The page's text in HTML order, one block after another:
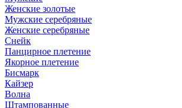
Женские золотые
Мужские серебряные
Женские серебряные
Снейк
Панцирное плетение
Якорное плетение
Бисмарк
Кайзер
Волна
Штампованные